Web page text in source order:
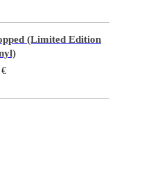
(Limited Edition
€